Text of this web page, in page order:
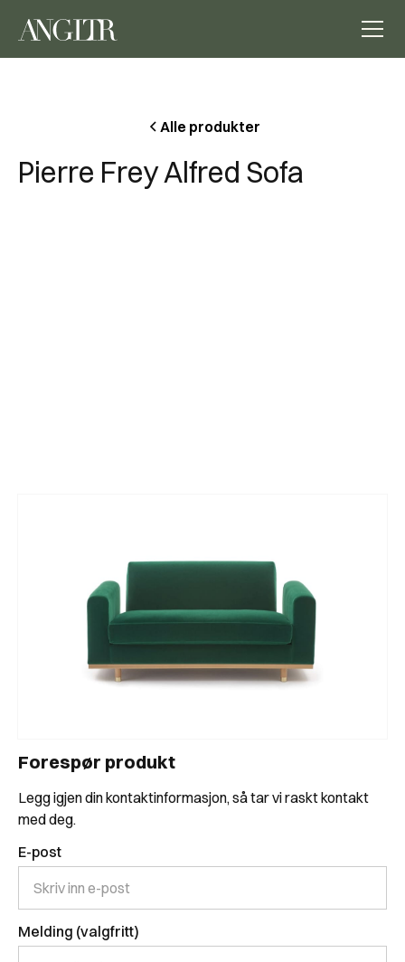
Alle produkter
Pierre Frey Alfred Sofa
Forespør produkt
Legg igjen din kontaktinformasjon, så tar vi raskt kontakt
med deg.
E-post
Melding (valgfritt)
med ramme i treverk.